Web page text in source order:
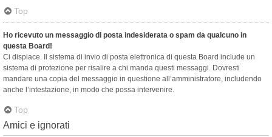
Top
Ho ricevuto un messaggio di posta indesiderata o spam da qualcuno in
questa Board!
Ci dispiace. Il sistema di invio di posta elettronica di questa Board include un
sistema di protezione per risalire a chi manda questi messaggi. Dovresti
mandare una copia del messaggio in questione all’amministratore, includendo
anche l’intestazione, in modo che possa intervenire.
Top
Amici e ignorati